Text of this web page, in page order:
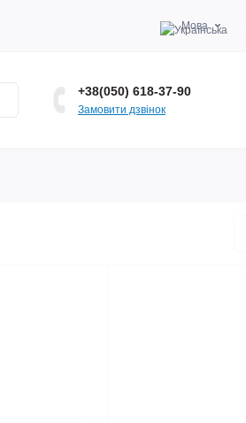
Мова
+38(050) 618-37-90
Замовити дзвінок